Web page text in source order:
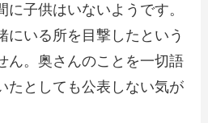
子供はいないようです。
にいる所を目撃したという
ん。奥さんのことを一切語
たとしても公表しない気が